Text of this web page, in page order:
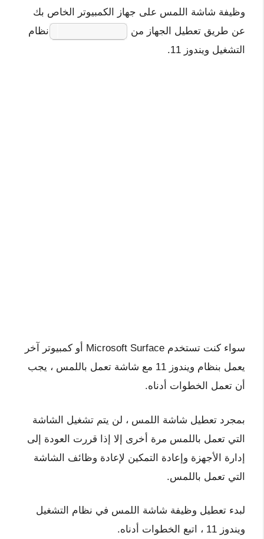
وظيفة شاشة اللمس على جهاز الكمبيوتر الخاص بك
عن طريق تعطيل الجهاز من
نظام
التشغيل ويندوز 11.
سواء كنت تستخدم Microsoft Surface أو كمبيوتر آخر
يعمل بنظام ويندوز 11 مع شاشة تعمل باللمس ، يجب
أن تعمل الخطوات أدناه.
بمجرد تعطيل شاشة اللمس ، لن يتم تشغيل الشاشة
التي تعمل باللمس مرة أخرى إلا إذا قررت العودة إلى
إدارة الأجهزة وإعادة التمكين لإعادة وظائف الشاشة
التي تعمل باللمس.
لبدء تعطيل وظيفة شاشة اللمس في نظام التشغيل
ويندوز 11 ، اتبع الخطوات أدناه.